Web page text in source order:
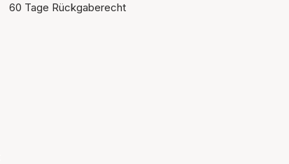
60 Tage Rückgaberecht